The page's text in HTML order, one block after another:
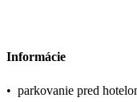
Informácie
• parkovanie pred